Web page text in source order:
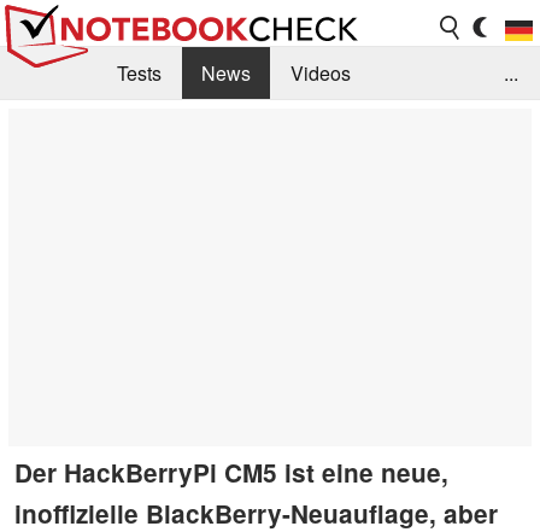
Tests News
Videos
...
Der HackBerryPi CM5 ist eine neue,
inoffizielle BlackBerry-Neuauflage, aber